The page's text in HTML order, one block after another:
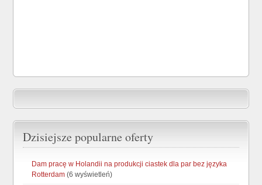
Dzisiejsze popularne oferty
Dam pracę w Holandii na produkcji ciastek dla par bez języka
Rotterdam (6 wyświetleń)